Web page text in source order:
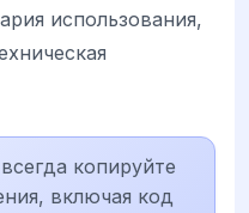
использования,
копируйте
включая код